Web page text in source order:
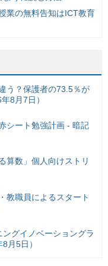
業の無料告知はICT教育
う？保護者の73.5％が
8月7日）
シート勉強計画 - 暗記
算数」個人向けストリ
教職員によるスタート
グイノベーショングラ
月5日）